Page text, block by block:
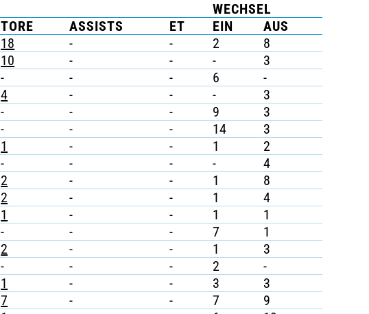
WECHSEL
TORE ASSISTS ET EIN
AUS
18 - - 2
8
10 - - -
3
- - - 6
-
4 - - -
3
- - - 9
3
- - - 14
3
1 - - 1
2
- - - -
4
2 - - 1
8
2 - - 1
4
1 - - 1
1
- - - 7
1
2 - - 1
3
- - - 2
-
1 - - 3
3
7 - - 7
9